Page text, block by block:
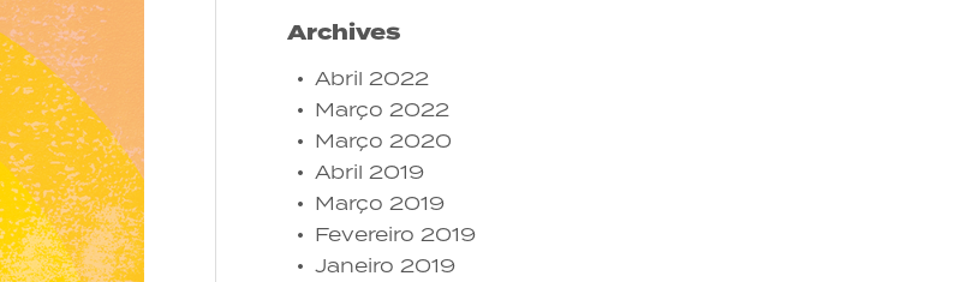
Archives
Abril 2022
Março 2022
Março 2020
Abril 2019
Março 2019
Fevereiro 2019
Janeiro 2019